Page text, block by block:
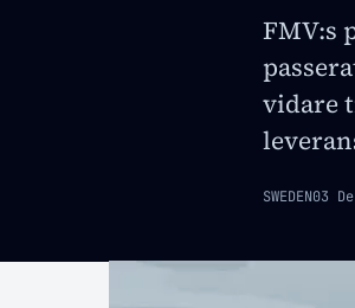
FMV:s
vidare
SWEDEN03